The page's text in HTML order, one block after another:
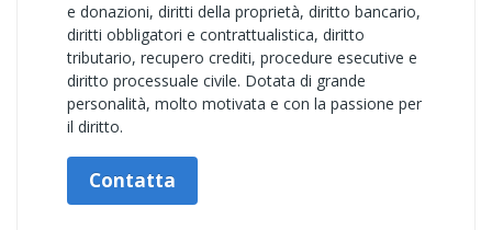
e donazioni, diritti della proprietà, diritto bancario,
diritti obbligatori e contrattualistica, diritto
tributario, recupero crediti, procedure esecutive e
diritto processuale civile. Dotata di grande
personalità, molto motivata e con la passione per
il diritto.
Contatta